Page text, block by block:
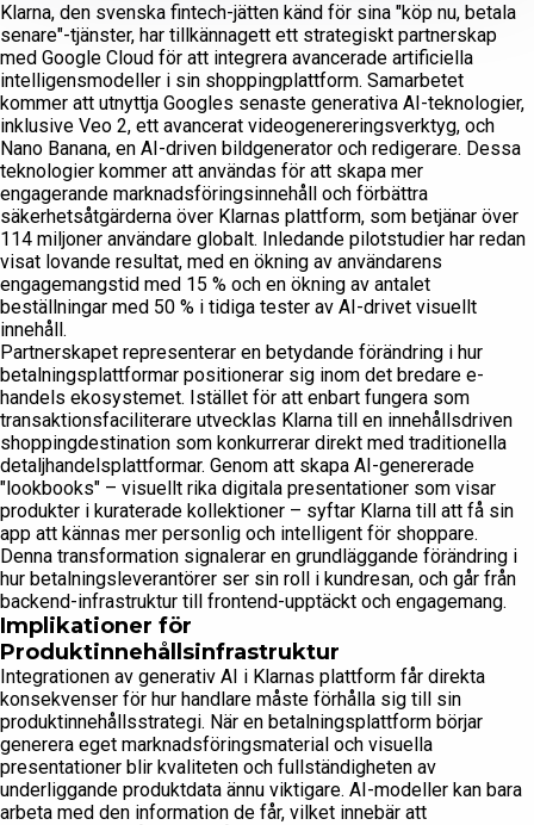
Klarna, den svenska fintech-jätten känd för sina "köp nu, betala
senare"-tjänster, har tillkännagett ett strategiskt partnerskap
med Google Cloud för att integrera avancerade artificiella
intelligensmodeller i sin shoppingplattform. Samarbetet
kommer att utnyttja Googles senaste generativa AI-teknologier,
inklusive Veo 2, ett avancerat videogenereringsverktyg, och
Nano Banana, en AI-driven bildgenerator och redigerare. Dessa
teknologier kommer att användas för att skapa mer
engagerande marknadsföringsinnehåll och förbättra
säkerhetsåtgärderna över Klarnas plattform, som betjänar över
114 miljoner användare globalt. Inledande pilotstudier har redan
visat lovande resultat, med en ökning av användarens
engagemangstid med 15 % och en ökning av antalet
beställningar med 50 % i tidiga tester av AI-drivet visuellt
innehåll.
Partnerskapet representerar en betydande förändring i hur
betalningsplattformar positionerar sig inom det bredare e-
handels ekosystemet. Istället för att enbart fungera som
transaktionsfaciliterare utvecklas Klarna till en innehållsdriven
shoppingdestination som konkurrerar direkt med traditionella
detaljhandelsplattformar. Genom att skapa AI-genererade
"lookbooks" – visuellt rika digitala presentationer som visar
produkter i kuraterade kollektioner – syftar Klarna till att få sin
app att kännas mer personlig och intelligent för shoppare.
Denna transformation signalerar en grundläggande förändring i
hur betalningsleverantörer ser sin roll i kundresan, och går från
backend-infrastruktur till frontend-upptäckt och engagemang.
Implikationer för
Produktinnehållsinfrastruktur
Integrationen av generativ AI i Klarnas plattform får direkta
konsekvenser för hur handlare måste förhålla sig till sin
produktinnehållsstrategi. När en betalningsplattform börjar
generera eget marknadsföringsmaterial och visuella
presentationer blir kvaliteten och fullständigheten av
underliggande produktdata ännu viktigare. AI-modeller kan bara
arbeta med den information de får, vilket innebär att